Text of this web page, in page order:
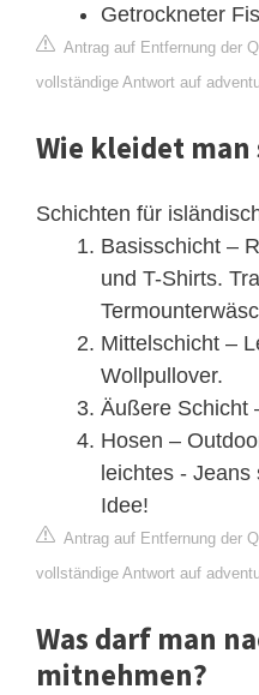
Getrockneter
Antrag auf Entfernung der
vollständige Antwort auf
Wie kleidet man
Schichten für
Basisschicht –
und T-Shirts.
Mittelschicht –
Wollpullover.
Äußere Schicht
Hosen –
leichtes - Jeans
Idee!
Antrag auf Entfernung der
vollständige Antwort auf
Was darf man
mitnehmen?